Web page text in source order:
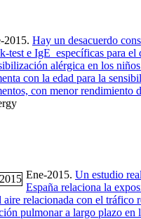
2015. Hay un desacuerdo
test e IgE específicas para el
alérgica en los
con la edad para la
con menor rendimiento
Ene-2015. Un estudio
España relaciona la
relacionada con el tráfico
pulmonar a largo plazo en